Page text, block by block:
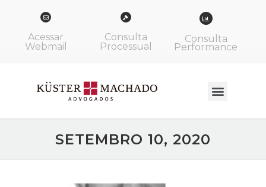
Acessar
Webmail
Consulta
Processual
Consulta
Performance
SETEMBRO 10, 2020